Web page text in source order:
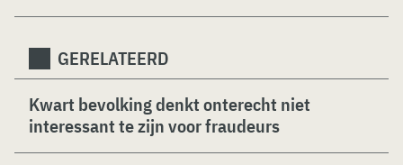
GERELATEERD
Kwart bevolking denkt onterecht niet
interessant te zijn voor fraudeurs